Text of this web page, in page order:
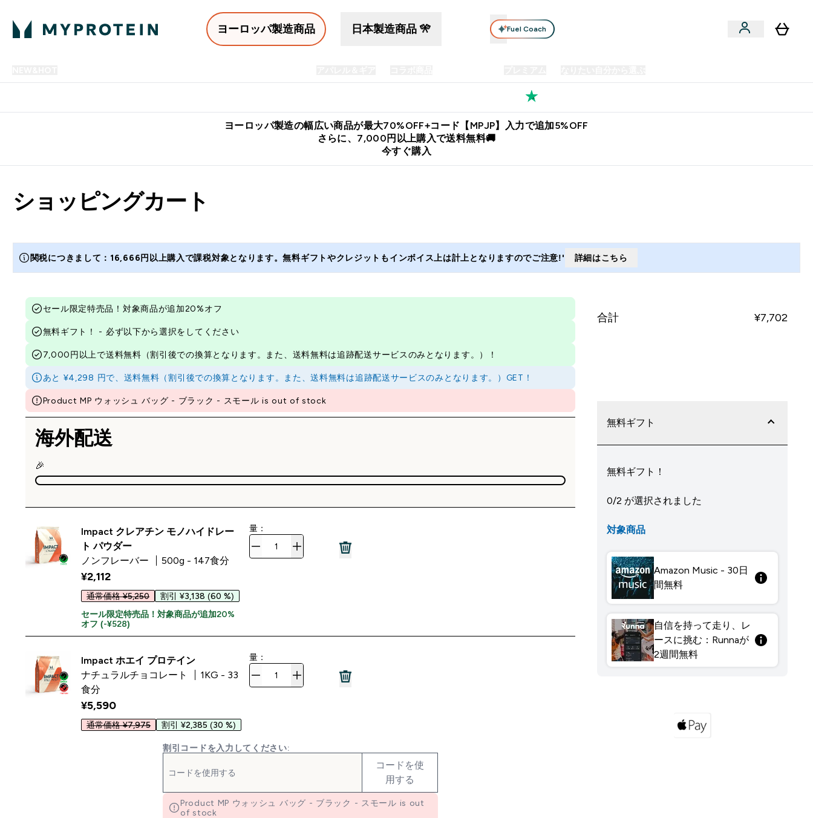
ヨーロッパ製造商品 日本製造商品 🎌 Fuel Coach
ヨーロッパ製造の幅広い商品が最大70%OFF+コード【MPJP】入力で追加5%OFF
さらに、7,000円以上購入で送料無料🚚
今すぐ購入
ショッピングカート
関税につきまして：16,666円以上購入で課税対象となります。無料ギフトやクレジットもインボイス上は計上となりますのでご注意!' 詳細はこちら
セール限定特売品！対象商品が追加20%オフ
無料ギフト！ - 必ず以下から選択をしてください
7,000円以上で送料無料（割引後での換算となります。また、送料無料は追跡配送サービスのみとなります。）！
あと ¥4,298 円で、送料無料（割引後での換算となります。また、送料無料は追跡配送サービスのみとなります。）GET！
Product MP ウォッシュ バッグ - ブラック - スモール is out of stock
海外配送
🎉
Impact クレアチン モノハイドレー
ト パウダー
ノンフレーバー
500g - 147食分
¥2,112‎
通常価格 ¥5,250 割引 ¥3,138 (60 %)
セール限定特売品！対象商品が追加20%
オフ (-¥528)
量：
Impact ホエイ プロテイン
ナチュラルチョコレート
1KG - 33
食分
¥5,590‎
通常価格 ¥7,975 割引 ¥2,385 (30 %)
量：
割引コードを入力してください:
コードを使
用する
Product MP ウォッシュ バッグ - ブラック - スモール is out
of stock
合計 ¥7,702‎
無料ギフト
無料ギフト！
0/2 が選択されました
対象商品
Amazon Music - 30日
間無料
自信を持って走り、レ
ースに挑む：Runnaが
2週間無料